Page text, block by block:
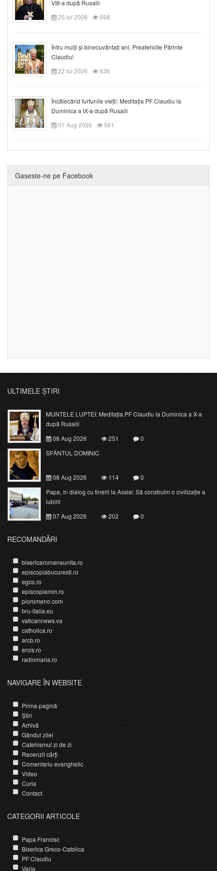
VIII-a după Rusalii
25 Iul 2026
658
Întru mulți și binecuvântați ani, Preafericite Părinte
Claudiu!
22 Iul 2026
636
Încălecând furtunile vieții: Meditația PF Claudiu la
Duminica a IX-a după Rusalii
01 Aug 2026
561
Gaseste-ne pe Facebook
ULTIMELE ȘTIRI
MUNTELE LUPTEI: Meditația PF Claudiu la Duminica a X-a
după Rusalii
08 Aug 2026
251
0
SFÂNTUL DOMINIC
08 Aug 2026 114
0
Papa, în dialog cu tinerii la Assisi: Să construim o civilizație a
iubirii
07 Aug 2026
202 0
RECOMANDĂRI
bisericaromanaunita.ro
episcopiabucuresti.ro
egco.ro
episcopiamm.ro
pioromeno.com
bru-italia.eu
vaticannews.va
catholica.ro
arcb.ro
ercis.ro
radiomaria.ro
NAVIGARE ÎN WEBSITE
Prima pagină
Știri
Arhivă
Gândul zilei
Catehismul zi de zi
Recenzii cărți
Comentariu evanghelic
Video
Curia
Contact
CATEGORII ARTICOLE
Papa Francisc
Biserica Greco-Catolica
PF Claudiu
Varia